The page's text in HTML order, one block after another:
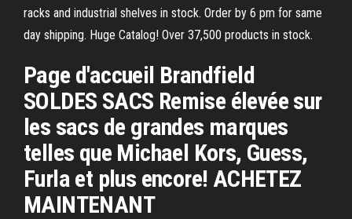
racks and industrial shelves in stock. Order by 6 pm for same
day shipping. Huge Catalog! Over 37,500 products in stock.
Page d'accueil Brandfield
SOLDES SACS Remise élevée sur
les sacs de grandes marques
telles que Michael Kors, Guess,
Furla et plus encore! ACHETEZ
MAINTENANT